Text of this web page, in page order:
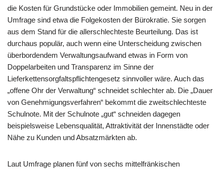
die Kosten für Grundstücke oder Immobilien gemeint. Neu in der
Umfrage sind etwa die Folgekosten der Bürokratie. Sie sorgen
aus dem Stand für die allerschlechteste Beurteilung. Das ist
durchaus populär, auch wenn eine Unterscheidung zwischen
überbordendem Verwaltungsaufwand etwas in Form von
Doppelarbeiten und Transparenz im Sinne der
Lieferkettensorgfaltspflichtengesetz sinnvoller wäre. Auch das
„offene Ohr der Verwaltung“ schneidet schlechter ab. Die „Dauer
von Genehmigungsverfahren“ bekommt die zweitschlechteste
Schulnote. Mit der Schulnote „gut“ schneiden dagegen
beispielsweise Lebensqualität, Attraktivität der Innenstädte oder
Nähe zu Kunden und Absatzmärkten ab.
Laut Umfrage planen fünf von sechs mittelfränkischen